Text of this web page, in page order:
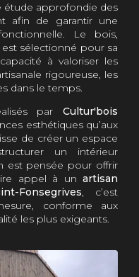
étude approfondie des
afin de garantir une
Le bois,
sélectionné pour sa
à valoriser les
rigoureuse, les
dans le temps.
par Cultur'bois
esthétiques qu’aux
de créer un espace
un intérieur
est pensée pour offrir
appel à un artisan
Fonsegrives, c’est
conforme aux
les plus exigeants.